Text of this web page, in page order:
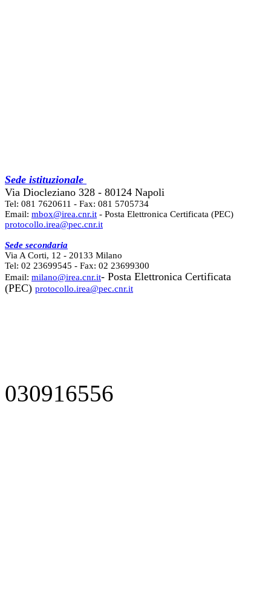
Sede istituzionale
Via Diocleziano 328 - 80124 Napoli
Tel: 081 7620611 - Fax: 081 5705734
Email: mbox@irea.cnr.it - Posta Elettronica Certificata (PEC)
protocollo.irea@pec.cnr.it
Sede secondaria
Via A Corti, 12 - 20133 Milano
Tel: 02 23699545 - Fax: 02 23699300
Email: milano@irea.cnr.it- Posta Elettronica Certificata
(PEC) protocollo.irea@pec.cnr.it
030916556